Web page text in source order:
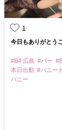
1
今日もありがとう
#B4 広島 #バー
本日出勤 #バニー
バニー